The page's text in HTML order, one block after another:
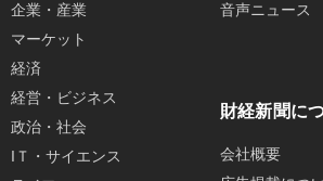
企業・産業
マーケット
経済
経営・ビジネス
政治・社会
IＴ・サイエンス
音声ニュース
財経新聞に
会社概要